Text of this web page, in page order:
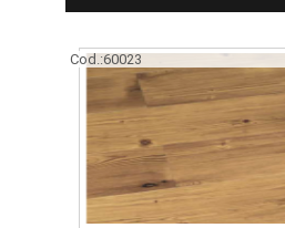
Cod.:60023